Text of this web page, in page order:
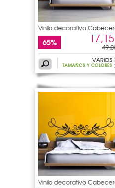
Vinilo decorativo
de
65%
VARIOS
TAMAÑOS Y COLORES
Vinilo decorativo